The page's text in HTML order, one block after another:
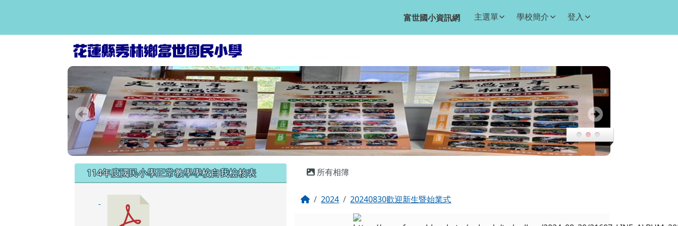
富世國小資訊網 主選單 學校簡介 登入
左邊區域內容
114年度國民小學正常教學學校自我檢核表 主內容區域
所有相簿
回首頁
2024 20240830歡迎新生暨始業式